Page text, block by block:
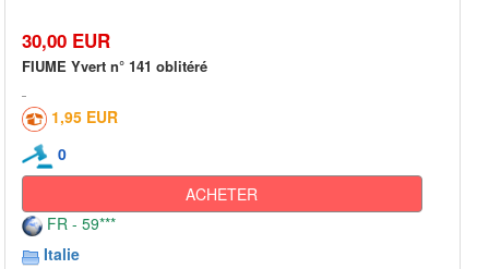
30,00 EUR
FIUME Yvert n° 141 oblitéré
1,95 EUR
0
ACHETER
FR - 59***
Italie